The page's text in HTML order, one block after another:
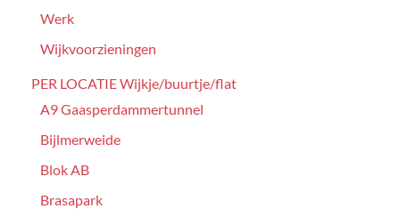
Werk
Wijkvoorzieningen
PER LOCATIE Wijkje/buurtje/flat
A9 Gaasperdammertunnel
Bijlmerweide
Blok AB
Brasapark